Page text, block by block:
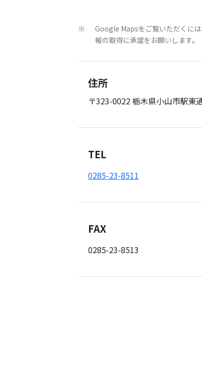
※ Google Mapsをご覧いただくに
報の取得に承諾をお願いします。
住所
〒323-0022 栃木県小山市駅東
TEL
0285-23-8511
FAX
0285-23-8513